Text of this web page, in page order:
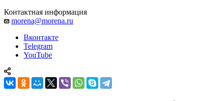
Контактная информация
morena@morena.ru
Вконтакте
Telegram
YouTube